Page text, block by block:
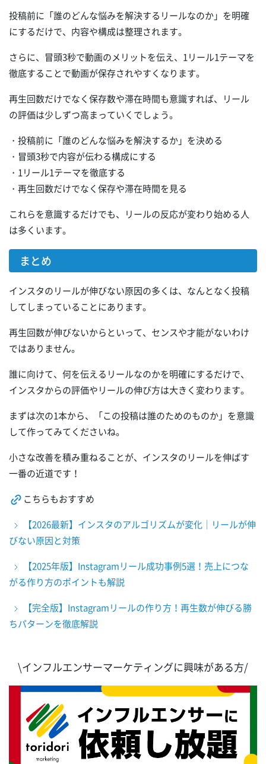
投稿前に「誰のどんな悩みを解決するリールなのか」を明確
にするだけで、内容や構成は整理されます。
さらに、冒頭3秒で動画のメリットを伝え、1リール1テーマを
徹底することで動画が保存されやすくなります。
再生回数だけでなく保存数や滞在時間も意識すれば、リール
の評価は少しずつ高まっていくでしょう。
・投稿前に「誰のどんな悩みを解決するか」を決める
・冒頭3秒で内容が伝わる構成にする
・1リール1テーマを徹底する
・再生回数だけでなく保存や滞在時間を見る
これらを意識するだけでも、リールの反応が変わり始める人
は多くいます。
まとめ
インスタのリールが伸びない原因の多くは、なんとなく投稿
してしまっていることにあります。
再生回数が伸びないからといって、センスや才能がないわけ
ではありません。
誰に向けて、何を伝えるリールなのかを明確にするだけで、
インスタからの評価やリールの伸び方は大きく変わります。
まずは次の1本から、「この投稿は誰のためのものか」を意識
して作ってみてくださいね。
小さな改善を積み重ねることが、インスタのリールを伸ばす
一番の近道です！
こちらもおすすめ
【2026最新】インスタのアルゴリズムが変化｜リールが伸
びない原因と対策
【2025年版】Instagramリール成功事例5選！売上につな
がる作り方のポイントも解説
【完全版】Instagramリールの作り方！再生数が伸びる勝
ちパターンを徹底解説
\インフルエンサーマーケティングに興味がある方/